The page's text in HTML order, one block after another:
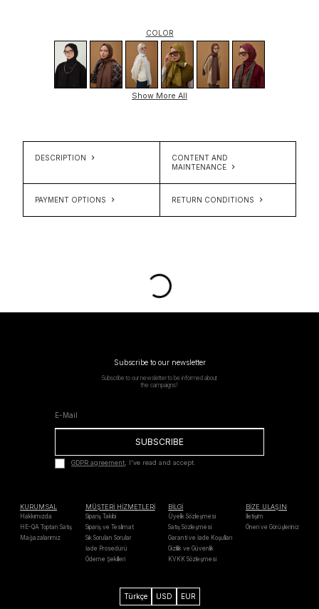
COLOR
Show More All
DESCRIPTION
CONTENT AND
MAINTENANCE
PAYMENT OPTIONS RETURN CONDITIONS
Subscribe to our newsletter
Subscribe to our newsletter to be informed about
the campaigns!
SUBSCRIBE
GDPR agreement, I've read and accept.
KURUMSAL
Hakkımızda
HE-QA Toptan Satış
Mağazalarımız
MÜŞTERİ HİZMETLERİ
Sipariş Takibi
Sipariş ve Teslimat
Sık Sorulan Sorular
İade Prosedürü
Ödeme Şekilleri
BİLGİ
Üyelik Sözleşmesi
Satış Sözleşmesi
Garanti ve İade Koşulları
Gizlilik ve Güvenlik
KVKK Sözleşmesi
BİZE ULAŞIN
İletişim
Öneri ve Görüşleriniz
Türkçe USD EUR